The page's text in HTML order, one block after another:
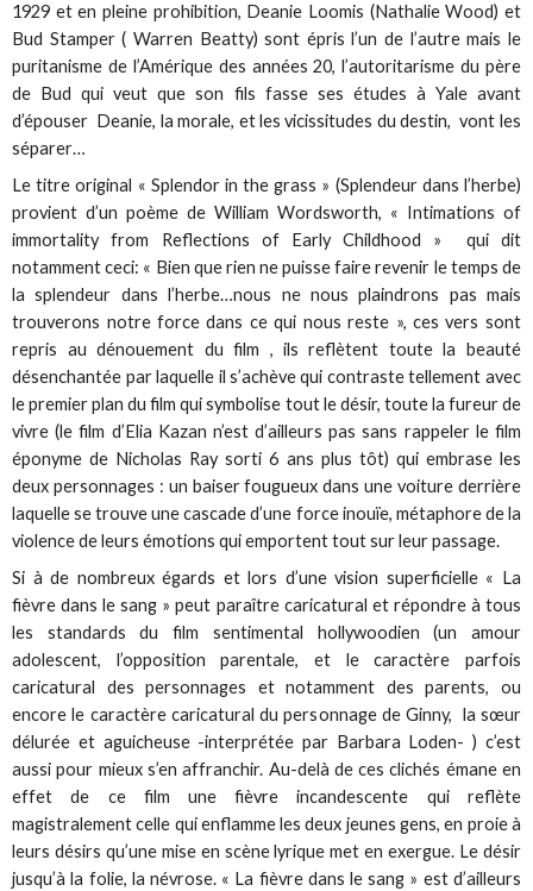
1929 et en pleine prohibition, Deanie Loomis (Nathalie Wood) et
Bud Stamper ( Warren Beatty) sont épris l’un de l’autre mais le
puritanisme de l’Amérique des années 20, l’autoritarisme du père
de Bud qui veut que son fils fasse ses études à Yale avant
d’épouser Deanie, la morale, et les vicissitudes du destin, vont les
séparer…
Le titre original « Splendor in the grass » (Splendeur dans l’herbe)
provient d’un poème de William Wordsworth, « Intimations of
immortality from Reflections of Early Childhood » qui dit
notamment ceci: « Bien que rien ne puisse faire revenir le temps de
la splendeur dans l’herbe…nous ne nous plaindrons pas mais
trouverons notre force dans ce qui nous reste », ces vers sont
repris au dénouement du film , ils reflètent toute la beauté
désenchantée par laquelle il s’achève qui contraste tellement avec
le premier plan du film qui symbolise tout le désir, toute la fureur de
vivre (le film d’Elia Kazan n’est d’ailleurs pas sans rappeler le film
éponyme de Nicholas Ray sorti 6 ans plus tôt) qui embrase les
deux personnages : un baiser fougueux dans une voiture derrière
laquelle se trouve une cascade d’une force inouïe, métaphore de la
violence de leurs émotions qui emportent tout sur leur passage.
Si à de nombreux égards et lors d’une vision superficielle « La
fièvre dans le sang » peut paraître caricatural et répondre à tous
les standards du film sentimental hollywoodien (un amour
adolescent, l’opposition parentale, et le caractère parfois
caricatural des personnages et notamment des parents, ou
encore le caractère caricatural du personnage de Ginny, la sœur
délurée et aguicheuse -interprétée par Barbara Loden- ) c’est
aussi pour mieux s’en affranchir. Au-delà de ces clichés émane en
effet de ce film une fièvre incandescente qui reflète
magistralement celle qui enflamme les deux jeunes gens, en proie à
leurs désirs qu’une mise en scène lyrique met en exergue. Le désir
jusqu’à la folie, la névrose. « La fièvre dans le sang » est d’ailleurs